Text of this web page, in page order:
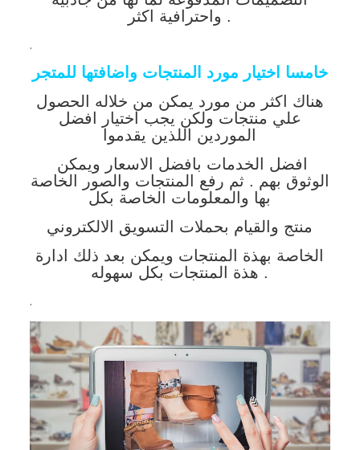
واحترافية اكثر .
.
خامسا اختيار مورد المنتجات واضافتها للمتجر
هناك اكثر من مورد يمكن من خلاله الحصول
علي منتجات ولكن يجب اختيار افضل
الموردين اللذين يقدموا
الوثوق بهم . ثم رفع المنتجات والصور الخاصة
بها والمعلومات الخاصة بكل
منتج والقيام بحملات التسويق الالكتروني
الخاصة بهذة المنتجات ويمكن بعد ذلك ادارة
هذة المنتجات بكل سهوله .
.